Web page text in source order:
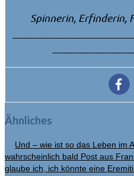
Spinnerin, Erfinderin,
Ähnliches
Und – wie ist so das Leben im
wahrscheinlich bald Post aus
glaube ich, ich könnte eine